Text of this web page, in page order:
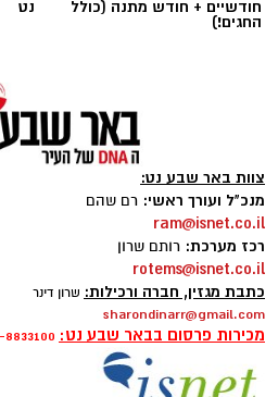
קרדיט: רמ"י
המדינה, בהובלת החטיבה
ברשות מקרקעי ישראל
את עבודות הנטיעה באזור
הפעילות, המבוצעת בפועל
רותם שרון
rotems@isnet.co.il
כתבת מגזין, חברה ורכילות:
sharondinarr@gmail.com
מכירות פרסום בבאר שבע נט:
פרסום ברשת ישראל נט - אלדה נתנאל
elda@isnet.co.il